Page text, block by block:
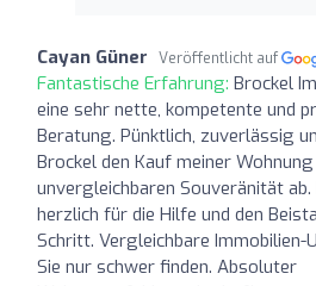
Cayan Güner Veröffentlicht auf
Fantastische Erfahrung: Brockel
eine sehr nette, kompetente und
Beratung. Pünktlich, zuverlässig
Brockel den Kauf meiner
unvergleichbaren Souveränität ab.
herzlich für die Hilfe und den
Schritt. Vergleichbare Immobilien-
Sie nur schwer finden. Absoluter